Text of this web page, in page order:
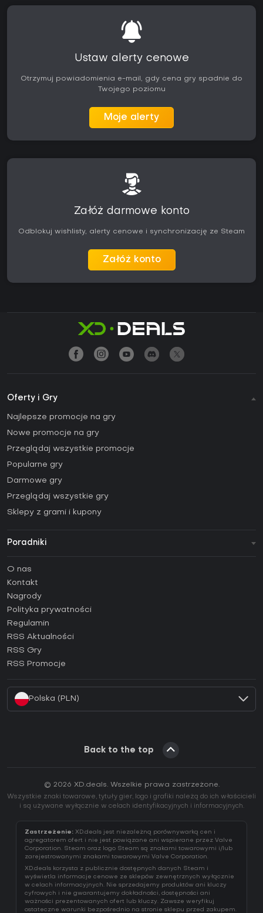
Ustaw alerty cenowe
Otrzymuj powiadomienia e-mail, gdy cena gry spadnie do
Twojego poziomu
Moje alerty
Załóż darmowe konto
Odblokuj wishlisty, alerty cenowe i synchronizację ze Steam
Załóż konto
Oferty i Gry
Najlepsze promocje na gry
Nowe promocje na gry
Przeglądaj wszystkie promocje
Popularne gry
Darmowe gry
Przeglądaj wszystkie gry
Sklepy z grami i kupony
Poradniki
Poradniki
Jak aktywować klucz Steam (CD Key)?
Jak aktywować klucz Epic Games (CD Key)?
Jak aktywować klucz GOG (CD Key)?
Jak aktywować klucz Ubisoft Connect (CD Key)?
O nas
Kontakt
Nagrody
Polityka prywatności
Regulamin
RSS Aktualności
RSS Gry
RSS Promocje
Polska (PLN)
Back to the top
© 2026 XD.deals. Wszelkie prawa zastrzeżone.
Wszystkie znaki towarowe, tytuły gier, logo i grafiki należą do ich właścicieli
i są używane wyłącznie w celach identyfikacyjnych i informacyjnych.
Zastrzeżenie: XD.deals jest niezależną porównywarką cen i
agregatorem ofert i nie jest powiązane ani wspierane przez Valve
Corporation. Steam oraz logo Steam są znakami towarowymi i/lub
zarejestrowanymi znakami towarowymi Valve Corporation.
XD.deals korzysta z publicznie dostępnych danych Steam i
wyświetla informacje cenowe ze sklepów zewnętrznych wyłącznie
w celach informacyjnych. Nie sprzedajemy produktów ani kluczy
cyfrowych i nie gwarantujemy dokładności, dostępności ani
ważności prezentowanych ofert lub kluczy. Zawsze weryfikuj
ostateczne warunki bezpośrednio na stronie sklepu przed zakupem.